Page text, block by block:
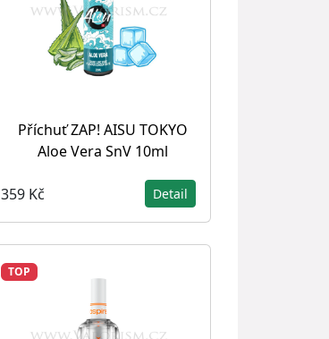
Příchuť ZAP! AISU TOKYO
Aloe Vera SnV 10ml
359 Kč Detail
TOP